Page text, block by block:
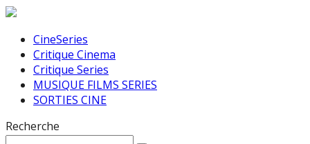
CineSeries
Critique Cinema
Critique Series
MUSIQUE FILMS SERIES
SORTIES CINE
Recherche